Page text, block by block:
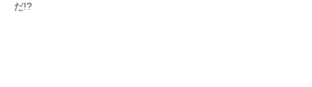
だ!?